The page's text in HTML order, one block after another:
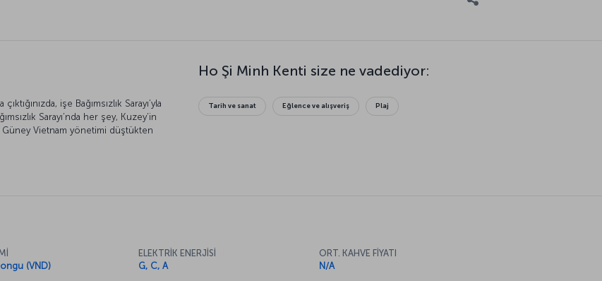
işe Bağımsızlık Sarayı’yla
Sarayı’nda her şey, Kuzey’in
Güney Vietnam yönetimi düştükten
caddelerinde dolaşırken, Fransız
sokak lezzetleriyle hoş değilse,
sunan restoranlarda, geleneksel
Ho Şi Minh Kenti size ne vadediyor:
Tarih ve sanat Eğlence ve alışveriş Plaj
(VND)
ELEKTRİK ENERJİSİ
G, C, A
ORT. KAHVE FİYATI
N/A